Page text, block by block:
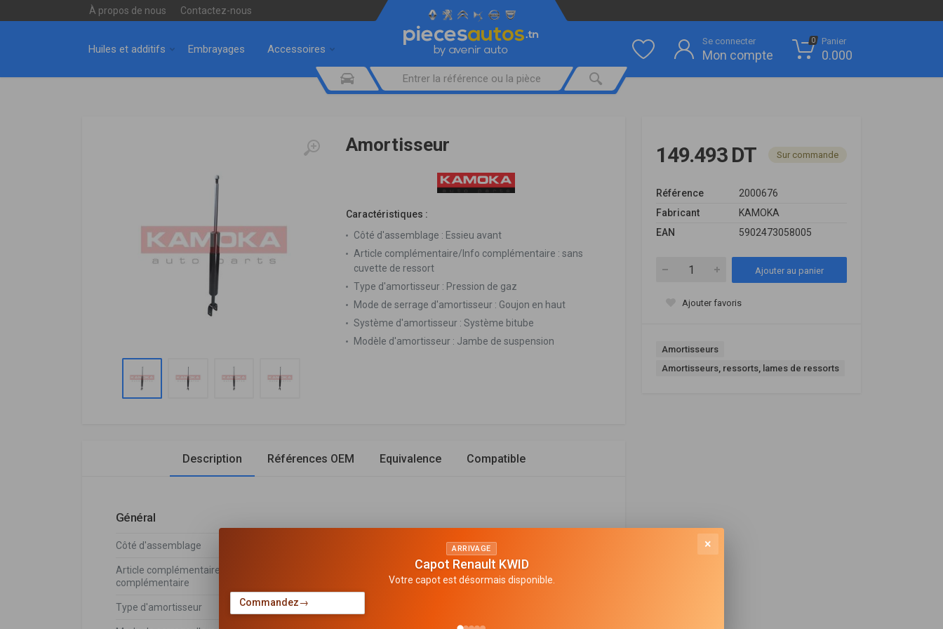
À propos de nous Contactez-nous
Huiles et additifs Embrayages Accessoires
Se connecter
Mon compte
0 Panier
0.000
Amortisseur
Caractéristiques :
Côté d'assemblage : Essieu avant
Article complémentaire/Info complémentaire : sans
cuvette de ressort
Type d'amortisseur : Pression de gaz
Mode de serrage d'amortisseur : Goujon en haut
Système d'amortisseur : Système bitube
Modèle d'amortisseur : Jambe de suspension
149.493 DT Sur commande
Référence
2000676
Fabricant
KAMOKA
EAN
5902473058005
Ajouter au panier
Ajouter favoris
Amortisseurs
Amortisseurs, ressorts, lames de ressorts
Description Références OEM Equivalence Compatible
Général
Côté d'assemblage
Article complémentaire/Info
complémentaire
Type d'amortisseur Pression de gaz
×
ARRIVAGE
Capot Renault KWID
Votre capot est désormais disponible.
Commandez→